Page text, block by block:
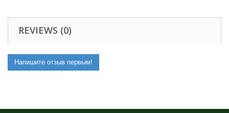
REVIEWS (0)
Напишите отзыв первым!